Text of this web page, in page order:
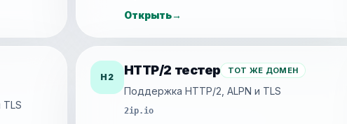
Открыть→
TLS
H2 HTTP/2 тестер ТОТ ЖЕ ДОМЕН
Поддержка HTTP/2, ALPN и TLS
2ip.io